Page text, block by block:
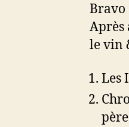
Bravo
Après
le vin
Les
père